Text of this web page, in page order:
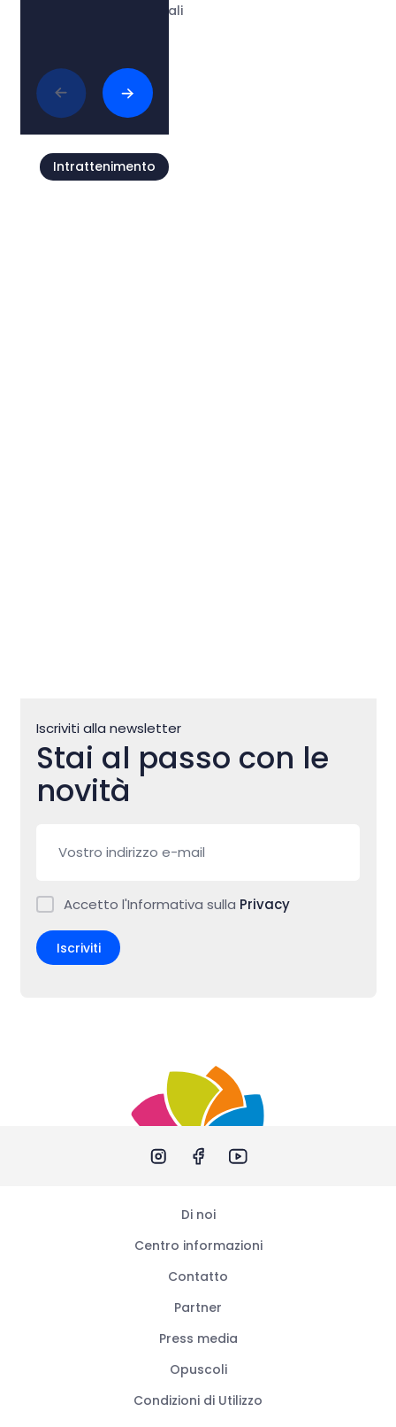
#bellezze naturali
Articoli collegati
Intrattenimento
Iscriviti alla newsletter
Stai al passo con le
novità
Accetto l'Informativa sulla Privacy
Iscriviti
Di noi
Centro informazioni
Contatto
Partner
Press media
Opuscoli
Condizioni di Utilizzo